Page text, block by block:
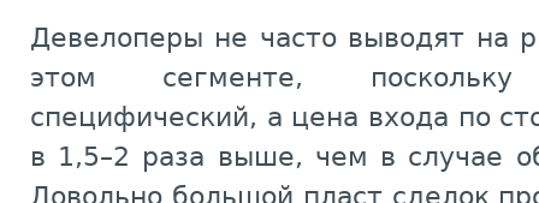
Девелоперы не часто выводят на
этом сегменте,
специфический, а цена входа по
в 1,5–2 раза выше, чем в случае
Довольно большой пласт сделок